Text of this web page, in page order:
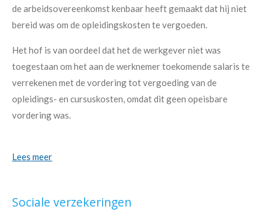
de arbeidsovereenkomst kenbaar heeft gemaakt dat hij niet
bereid was om de opleidingskosten te vergoeden.
Het hof is van oordeel dat het de werkgever niet was
toegestaan om het aan de werknemer toekomende salaris te
verrekenen met de vordering tot vergoeding van de
opleidings- en cursuskosten, omdat dit geen opeisbare
vordering was.
Lees meer
Sociale verzekeringen